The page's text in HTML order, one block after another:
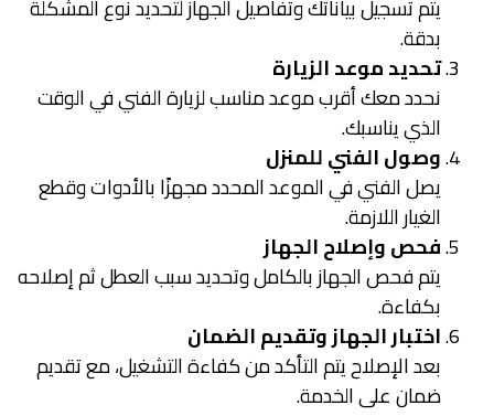
يتم تسجيل بياناتك وتفاصيل الجهاز لتحديد نوع المشكلة
بدقة.
تحديد موعد الزيارة
نحدد معك أقرب موعد مناسب لزيارة الفني في الوقت
الذي يناسبك.
وصول الفني للمنزل
يصل الفني في الموعد المحدد مجهزًا بالأدوات وقطع
الغيار اللازمة.
فحص وإصلاح الجهاز
يتم فحص الجهاز بالكامل وتحديد سبب العطل ثم إصلاحه
بكفاءة.
اختبار الجهاز وتقديم الضمان
بعد الإصلاح يتم التأكد من كفاءة التشغيل، مع تقديم
ضمان على الخدمة.